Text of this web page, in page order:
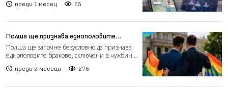
преди 1 месец 65
Полша ще признава еднополовите
бракове, сключени в чужбина
Полша ще започне безусловно да признава
еднополовите бракове, сключени в чужбина.
преди 2 месеца 276